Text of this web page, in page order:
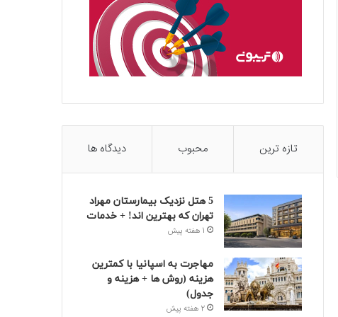
تازه ترین محبوب دیدگاه ها
5 هتل نزدیک بیمارستان مهراد
تهران که بهترین‌ اند! + خدمات
1 هفته پیش
مهاجرت به اسپانیا با کمترین
هزینه (روش ها + هزینه و
جدول)
2 هفته پیش